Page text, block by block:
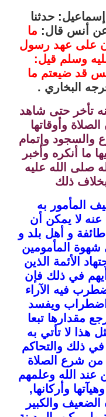
حدثنا
أنس قال: ما
على عهد رسول
وسلم قيل:
قد ضيعتم ما
البخاري .
تأخر حتى شاهد
وأوقاتها
والسجود وإتمام
ما أنكره وأخبر
صلى الله عليه
ذلك
المأمور به
عنه لا يمكن أن
و أهل بلد و
شهوة المأمومين
الأئمة الذين
في ذلك فإن
فيه الآراء
اضطراب ويفسد
مقدارها تبعا
هذا لا تأتي به
ذلك والتحاكم
من شرع الصلاة
عند الله وعلمهم
وأركانها,
والكبير